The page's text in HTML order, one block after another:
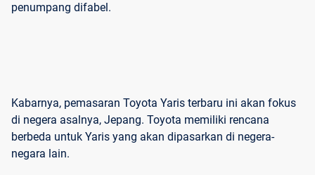
penumpang difabel.
Kabarnya, pemasaran Toyota Yaris terbaru ini akan fokus
di negera asalnya, Jepang. Toyota memiliki rencana
berbeda untuk Yaris yang akan dipasarkan di negera-
negara lain.